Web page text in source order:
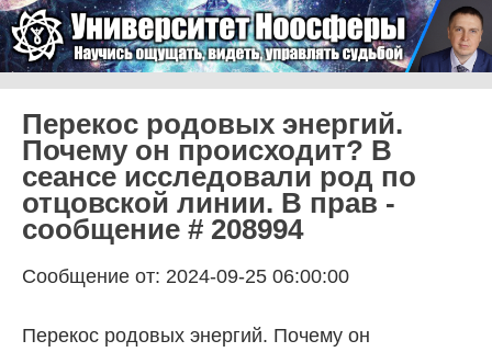
Университет Ноосферы
Перекос родовых энергий.
Почему он происходит? В
сеансе исследовали род по
отцовской линии. В прав -
сообщение # 208994
Сообщение от: 2024-09-25 06:00:00
Перекос родовых энергий. Почему он